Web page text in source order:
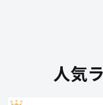
人気